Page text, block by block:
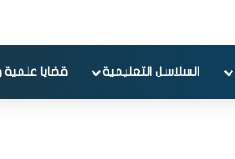
السلاسل التعليمية قضايا